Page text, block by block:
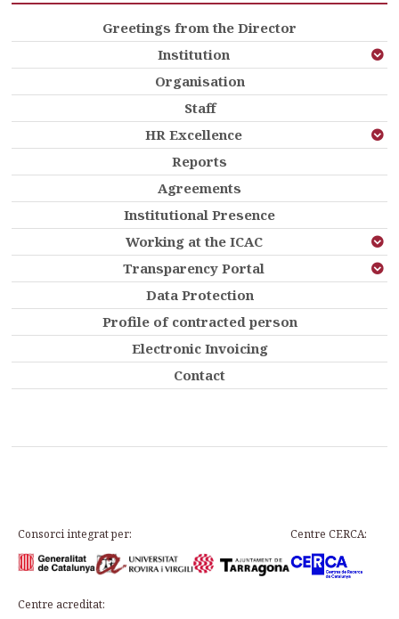
Greetings from the Director
Institution
Organisation
Staff
HR Excellence
Reports
Agreements
Institutional Presence
Working at the ICAC
Transparency Portal
Data Protection
Profile of contracted person
Electronic Invoicing
Contact
Consorci integrat per: Centre CERCA:
Centre acreditat: